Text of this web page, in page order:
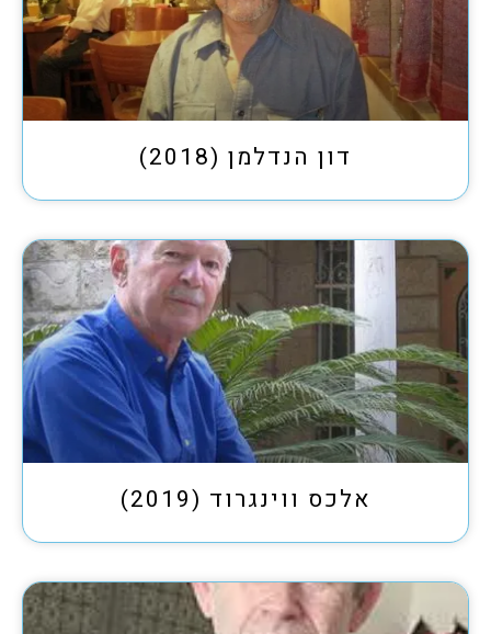
דון הנדלמן (2018)
אלכס ווינגרוד (2019)